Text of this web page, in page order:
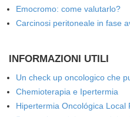
Emocromo: come valutarlo?
Carcinosi peritoneale in fase
INFORMAZIONI UTILI
Un check up oncologico che
Chemioterapia e Ipertermia
Hipertermia Oncológica Local